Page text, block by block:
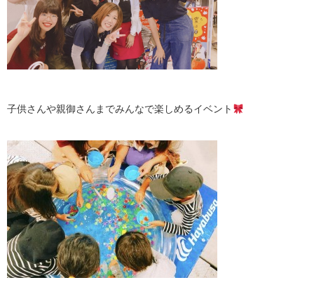
子供さんや親御さんまでみんなで楽しめるイベント